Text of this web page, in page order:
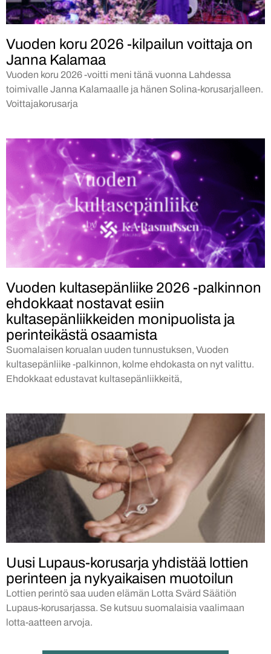
Vuoden koru 2026 -kilpailun voittaja on
Janna Kalamaa
Vuoden koru 2026 -voitti meni tänä vuonna Lahdessa
toimivalle Janna Kalamaalle ja hänen Solina-korusarjalleen.
Voittajakorusarja
Vuoden kultasepänliike 2026 -palkinnon
ehdokkaat nostavat esiin
kultasepänliikkeiden monipuolista ja
perinteikästä osaamista
Suomalaisen korualan uuden tunnustuksen, Vuoden
kultasepänliike -palkinnon, kolme ehdokasta on nyt valittu.
Ehdokkaat edustavat kultasepänliikkeitä,
Uusi Lupaus-korusarja yhdistää lottien
perinteen ja nykyaikaisen muotoilun
Lottien perintö saa uuden elämän Lotta Svärd Säätiön
Lupaus-korusarjassa. Se kutsuu suomalaisia vaalimaan
lotta-aatteen arvoja.